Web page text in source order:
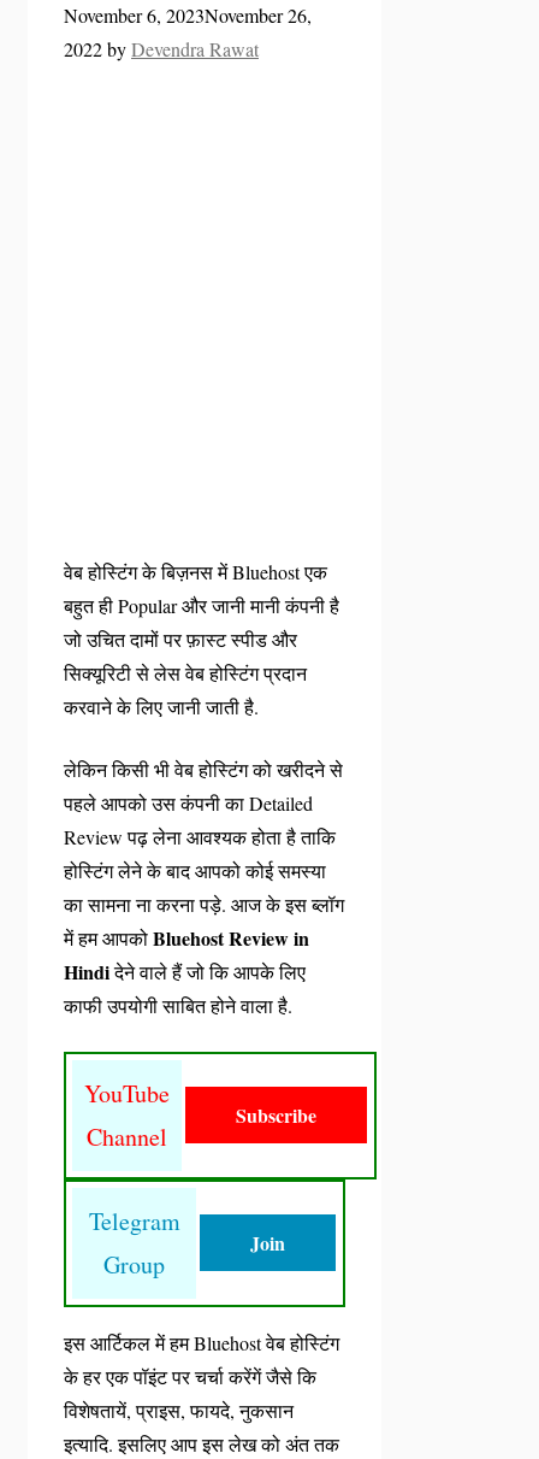
November 6, 2023November 26,
2022byDevendra Rawat
वेब होस्टिंग के बिज़नस में Bluehost एक
बहुत ही Popular और जानी मानी कंपनी है
जो उचित दामों पर फ़ास्ट स्पीड और
सिक्यूरिटी से लेस वेब होस्टिंग प्रदान
करवाने के लिए जानी जाती है.
लेकिन किसी भी वेब होस्टिंग को खरीदने से
पहले आपको उस कंपनी का Detailed
Review पढ़ लेना आवश्यक होता है ताकि
होस्टिंग लेने के बाद आपको कोई समस्या
का सामना ना करना पड़े. आज के इस ब्लॉग
में हम आपकोBluehost Review in
Hindiदेने वाले हैं जो कि आपके लिए
काफी उपयोगी साबित होने वाला है.
YouTube
Channel
Subscribe
Telegram
Group
Join
इस आर्टिकल में हम Bluehost वेब होस्टिंग
के हर एक पॉइंट पर चर्चा करेंगें जैसे कि
विशेषतायें, प्राइस, फायदे, नुकसान
इत्यादि. इसलिए आप इस लेख को अंत तक